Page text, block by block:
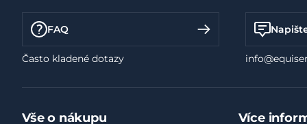
FAQ
Často kladené dotazy
Vše o nákupu Více